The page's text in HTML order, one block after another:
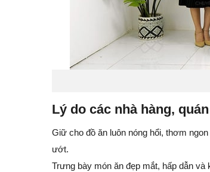
Lý do các nhà hàng,
Giữ cho đồ ăn luôn nóng hổi, thơm
ướt.
Trưng bày món ăn đẹp mắt, hấp dẫn